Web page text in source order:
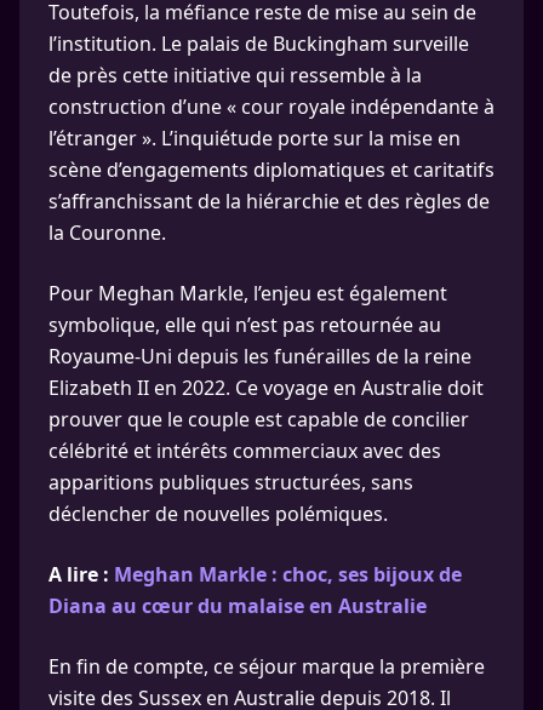
Toutefois, la méfiance reste de mise au sein de
l’institution. Le palais de Buckingham surveille
de près cette initiative qui ressemble à la
construction d’une « cour royale indépendante à
l’étranger ». L’inquiétude porte sur la mise en
scène d’engagements diplomatiques et caritatifs
s’affranchissant de la hiérarchie et des règles de
la Couronne.
Pour Meghan Markle, l’enjeu est également
symbolique, elle qui n’est pas retournée au
Royaume-Uni depuis les funérailles de la reine
Elizabeth II en 2022. Ce voyage en Australie doit
prouver que le couple est capable de concilier
célébrité et intérêts commerciaux avec des
apparitions publiques structurées, sans
déclencher de nouvelles polémiques.
A lire : Meghan Markle : choc, ses bijoux de
Diana au cœur du malaise en Australie
En fin de compte, ce séjour marque la première
visite des Sussex en Australie depuis 2018. Il